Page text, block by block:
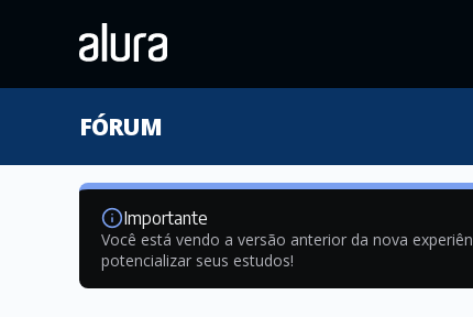
FÓRUM
Importante
Você está vendo a versão anterior da nova
potencializar seus estudos!